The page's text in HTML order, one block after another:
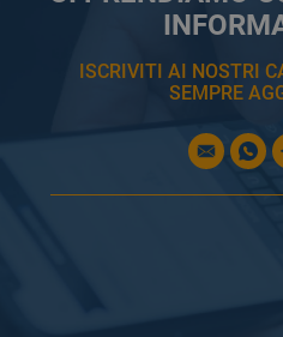
ISCRIVITI AI NOSTRI
SEMPRE